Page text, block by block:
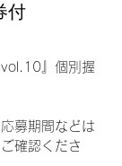
付
vol.10』個別握
募期間などは
確認くださ